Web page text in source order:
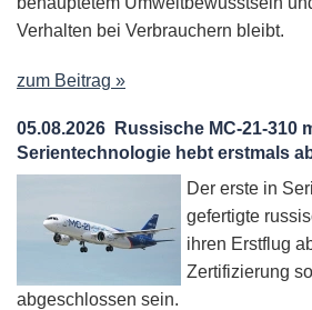
Verhalten bei Verbrauchern bleibt.
zum Beitrag »
05.08.2026
Russische MC-21-310
Serientechnologie hebt erstmals
Der erste in
gefertigte
ihren Erstflug
Zertifizierung
abgeschlossen sein.